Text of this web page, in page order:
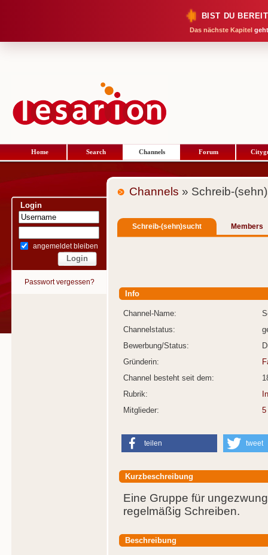
BIST DU
Das nächste Kapitel
Home Search Channels Forum
Login
angemeldet bleiben
Passwort vergessen?
Channels » Schreib-
Schreib-(sehn)sucht Members
Info
Channel-Name:
Channelstatus:
Bewerbung/Status:
Gründerin:
Channel besteht seit dem:
Rubrik:
Mitglieder:
5
teilen tweet
Kurzbeschreibung
Eine Gruppe für
regelmäßig Schreiben.
Beschreibung